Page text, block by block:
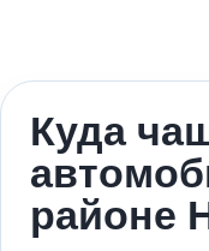
Куда
районе